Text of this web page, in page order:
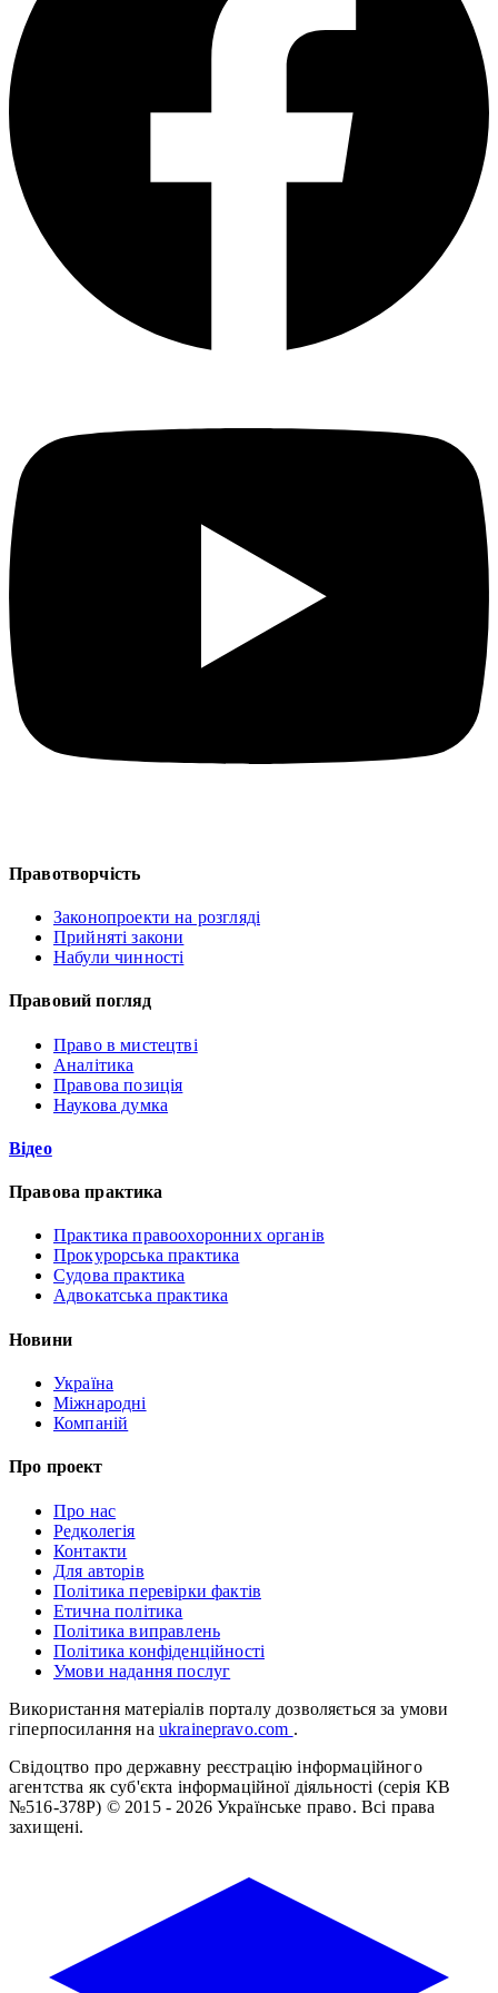
Правотворчість
Законопроекти на розгляді
Прийняті закони
Набули чинності
Правовий погляд
Право в мистецтві
Аналітика
Правова позиція
Наукова думка
Відео
Правова практика
Практика правоохоронних органів
Прокурорська практика
Судова практика
Адвокатська практика
Новини
Україна
Міжнародні
Компаній
Про проект
Про нас
Редколегія
Контакти
Для авторів
Політика перевірки фактів
Етична політика
Політика виправлень
Політика конфіденційності
Умови надання послуг
Використання матеріалів порталу дозволяється за умови
гіперпосилання на ukrainepravo.com .
Свідоцтво про державну реєстрацію інформаційного
агентства як суб'єкта інформаційної діяльності (серія КВ
№516-378Р) © 2015 - 2026 Українське право. Всі права
захищені.